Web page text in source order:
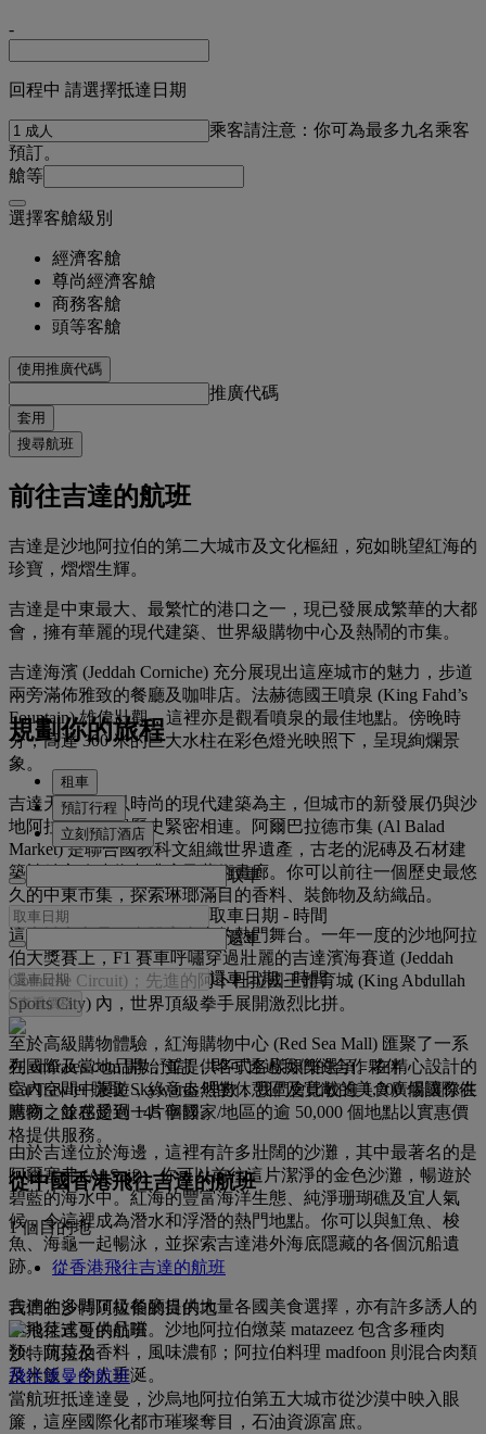
-
回程中 請選擇抵達日期
乘客請注意：你可為最多九名乘客
預訂。
艙等
選擇客艙級別
經濟客艙
尊尚經濟客艙
商務客艙
頭等客艙
使用推廣代碼
推廣代碼
套用
搜尋航班
前往吉達的航班
吉達是沙地阿拉伯的第二大城市及文化樞紐，宛如眺望紅海的
珍寶，熠熠生輝。
吉達是中東最大、最繁忙的港口之一，現已發展成繁華的大都
會，擁有華麗的現代建築、世界級購物中心及熱鬧的市集。
吉達海濱 (Jeddah Corniche) 充分展現出這座城市的魅力，步道
兩旁滿佈雅致的餐廳及咖啡店。法赫德國王噴泉 (King Fahd’s
Fountain) 雄偉壯觀，這裡亦是觀看噴泉的最佳地點。傍晚時
分，高達 300 米的巨大水柱在彩色燈光映照下，呈現絢爛景
象。
吉達天際線雖以時尚的現代建築為主，但城市的新發展仍與沙
地阿拉伯的豐富歷史緊密相連。阿爾巴拉德市集 (Al Balad
Market) 是聯合國教科文組織世界遺產，古老的泥磚及石材建
築被精心改建為咖啡店及藝術畫廊。你可以前往一個歷史最悠
久的中東市集，探索琳瑯滿目的香料、裝飾物及紡織品。
這座城市亦是頂尖體育賽事的熱門舞台。一年一度的沙地阿拉
伯大獎賽上，F1 賽車呼嘯穿過壯麗的吉達濱海賽道 (Jeddah
Corniche Circuit)；先進的阿卜杜拉國王體育城 (King Abdullah
Sports City) 內，世界頂級拳手展開激烈比拼。
至於高級購物體驗，紅海購物中心 (Red Sea Mall) 匯聚了一系
列國際及當地品牌，並提供各式各樣娛樂選項。在精心設計的
室內空間中漫遊，綠意盎然的休憩區及寬敞的美食廣場讓你在
購物之餘感受到一片寧靜。
由於吉達位於海邊，這裡有許多壯闊的沙灘，其中最著名的是
阿爾塞弗 (Al Saif)。你可以前往這片潔淨的金色沙灘，暢遊於
碧藍的海水中。紅海的豐富海洋生態、純淨珊瑚礁及宜人氣
候，令這裡成為潛水和浮潛的熱門地點。你可以與魟魚、梭
魚、海龜一起暢泳，並探索吉達港外海底隱藏的各個沉船遺
跡。
吉達的多間頂級餐廳提供大量各國美食選擇，亦有許多誘人的
本地菜式可供品嚐。沙地阿拉伯燉菜 matazeez 包含多種肉
類、蔬菜及香料，風味濃郁；阿拉伯料理 madfoon 則混合肉類
及米飯，令人垂涎。
規劃你的旅程
租車
預訂行程
立刻預訂酒店
取車
取車日期 - 時間
還車
還車日期 - 時間
查看價格
在 emirates.com 開始預訂，即可透過我們的合作夥伴
CarTrawler 賺取 Skywards 哩數，我們會比較逾 1,700 個國際供
應商，並在超過 145 個國家/地區的逾 50,000 個地點以實惠價
格提供服務。
從中國香港飛往吉達的航班
1 個目的地
從香港飛往吉達的航班
我們在沙特阿拉伯的目的地
沙特阿拉伯
飛往達曼的航班
當航班抵達達曼，沙烏地阿拉伯第五大城市從沙漠中映入眼
簾，這座國際化都市璀璨奪目，石油資源富庶。